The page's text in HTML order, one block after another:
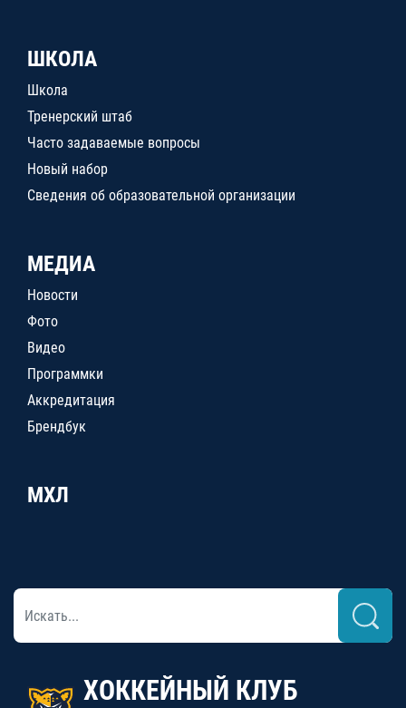
ШКОЛА
Школа
Тренерский штаб
Часто задаваемые вопросы
Новый набор
Сведения об образовательной организации
МЕДИА
Новости
Фото
Видео
Программки
Аккредитация
Брендбук
МХЛ
ХОККЕЙНЫЙ КЛУБ